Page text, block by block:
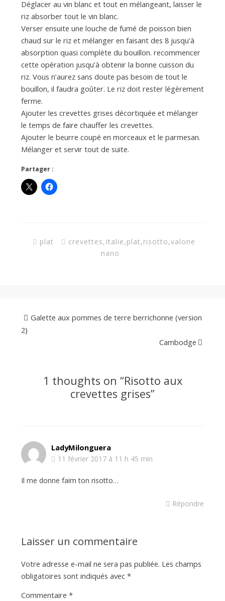
Déglacer au vin blanc et tout en mélangeant, laisser le
riz absorber tout le vin blanc.
Verser ensuite une louche de fumé de poisson bien
chaud sur le riz et mélanger en faisant des 8 jusqu’à
absorption quasi complète du bouillon. recommencer
cette opération jusqu’à obtenir la bonne cuisson du
riz. Vous n’aurez sans doute pas besoin de tout le
bouillon, il faudra goûter. Le riz doit rester légèrement
ferme.
Ajouter les crevettes grises décortiquée et mélanger
le temps de faire chauffer les crevettes.
Ajouter le beurre coupé en morceaux et le parmesan.
Mélanger et servir tout de suite.
Partager :
plat crevettes, Italie,plat,risotto,valone
nano
Galette aux pommes de terre berrichonne (version
2)
Cambodge
1 thoughts on “Risotto aux
crevettes grises”
LadyMilonguera
11 février 2017 à 11 h 45 min
Il me donne faim ton risotto…
Répondre
Laisser un commentaire
Votre adresse e-mail ne sera pas publiée. Les champs
obligatoires sont indiqués avec *
Commentaire *